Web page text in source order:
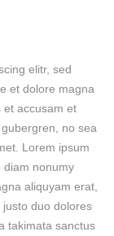
elitr, sed
et dolore magna
et accusam et
no sea
Lorem ipsum
diam nonumy
aliquyam erat,
duo dolores
takimata sanctus